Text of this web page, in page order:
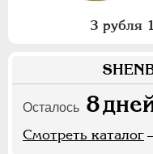
3 рубля
Осталось 8
Смотреть каталог